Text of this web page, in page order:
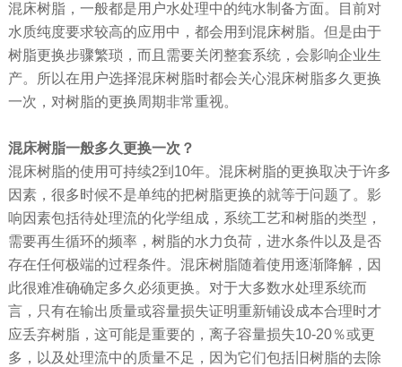
混床树脂，一般都是用户水处理中的纯水制备方面。目前对
水质纯度要求较高的应用中，都会用到混床树脂。但是由于
树脂更换步骤繁琐，而且需要关闭整套系统，会影响企业生
产。所以在用户选择混床树脂时都会关心混床树脂多久更换
一次，对树脂的更换周期非常重视。
混床树脂一般多久更换一次？
混床树脂的使用可持续2到10年。混床树脂的更换取决于许多
因素，很多时候不是单纯的把树脂更换的就等于问题了。影
响因素包括待处理流的化学组成，系统工艺和树脂的类型，
需要再生循环的频率，树脂的水力负荷，进水条件以及是否
存在任何极端的过程条件。混床树脂随着使用逐渐降解，因
此很难准确确定多久必须更换。对于大多数水处理系统而
言，只有在输出质量或容量损失证明重新铺设成本合理时才
应丢弃树脂，这可能是重要的，离子容量损失10-20％或更
多，以及处理流中的质量不足，因为它们包括旧树脂的去除